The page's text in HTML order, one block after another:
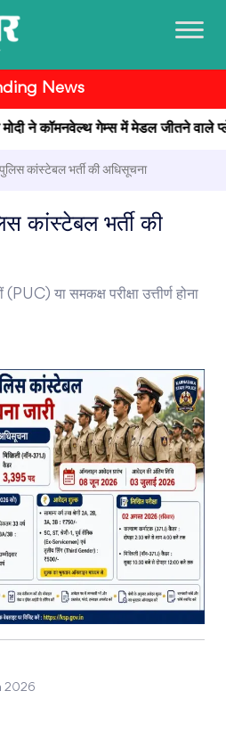
News
ने कॉमनवेल्थ गेम्स में मेडल जीतने वाले
कांस्टेबल भर्ती की अधिसूचना
कांस्टेबल भर्ती की
(PUC) या समकक्ष परीक्षा उत्तीर्ण होना
2026